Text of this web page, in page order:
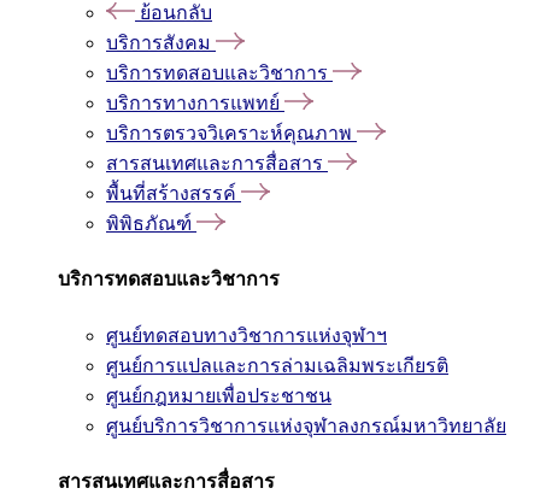
ย้อนกลับ
บริการสังคม
บริการทดสอบและวิชาการ
บริการทางการแพทย์
บริการตรวจวิเคราะห์คุณภาพ
สารสนเทศและการสื่อสาร
พื้นที่สร้างสรรค์
พิพิธภัณฑ์
บริการทดสอบและวิชาการ
ศูนย์ทดสอบทางวิชาการแห่งจุฬาฯ
ศูนย์การแปลและการล่ามเฉลิมพระเกียรติ
ศูนย์กฎหมายเพื่อประชาชน
ศูนย์บริการวิชาการแห่งจุฬาลงกรณ์มหาวิทยาลัย
สารสนเทศและการสื่อสาร